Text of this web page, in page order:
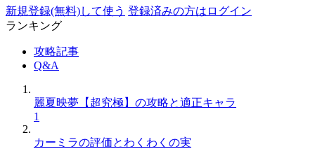
新規登録(無料)して使う 登録済みの方はログイン
ランキング
攻略記事
Q&A
麗夏映夢【超究極】の攻略と適正キャラ
1
カーミラの評価とわくわくの実